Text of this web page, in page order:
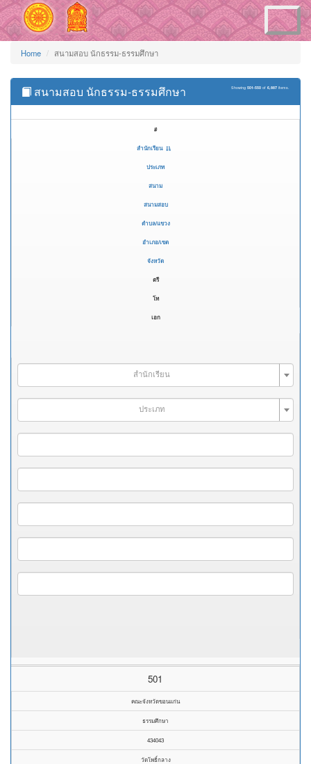
Toggle
navigation
Home สนามสอบ นักธรรม-ธรรมศึกษา
Showing 501-550 of 6,887 items.
สนามสอบ นักธรรม-ธรรมศึกษา
#
สำนักเรียน
ประเภท
สนาม
สนามสอบ
ตำบล/แขวง
อำเภอ/เขต
จังหวัด
ตรี
โท
เอก
สำนักเรียน
ประเภท
501
คณะจังหวัดขอนแก่น
ธรรมศึกษา
434043
วัดโพธิ์กลาง